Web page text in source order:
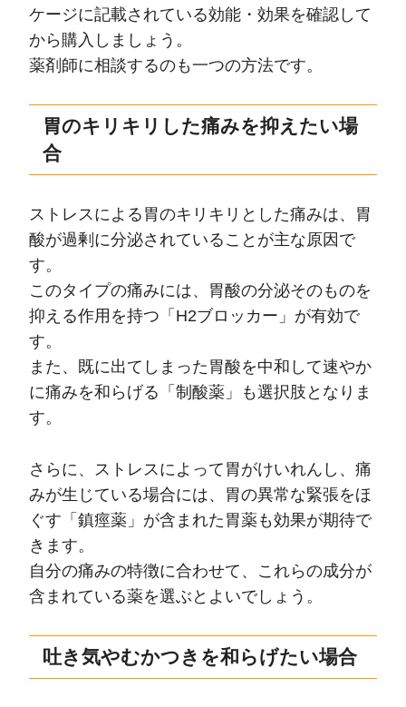
ケージに記載されている効能・効果を確認して
から購入しましょう。
薬剤師に相談するのも一つの方法です。
胃のキリキリした痛みを抑えたい場
合
ストレスによる胃のキリキリとした痛みは、胃
酸が過剰に分泌されていることが主な原因で
す。
このタイプの痛みには、胃酸の分泌そのものを
抑える作用を持つ「H2ブロッカー」が有効で
す。
また、既に出てしまった胃酸を中和して速やか
に痛みを和らげる「制酸薬」も選択肢となりま
す。
さらに、ストレスによって胃がけいれんし、痛
みが生じている場合には、胃の異常な緊張をほ
ぐす「鎮痙薬」が含まれた胃薬も効果が期待で
きます。
自分の痛みの特徴に合わせて、これらの成分が
含まれている薬を選ぶとよいでしょう。
吐き気やむかつきを和らげたい場合